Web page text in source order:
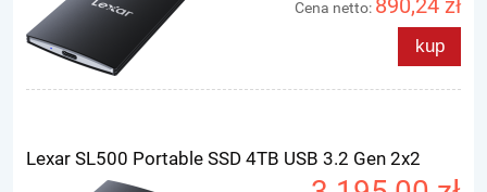
Cena netto: 890,24 zł
kup
Lexar SL500 Portable SSD 4TB USB 3.2 Gen 2x2